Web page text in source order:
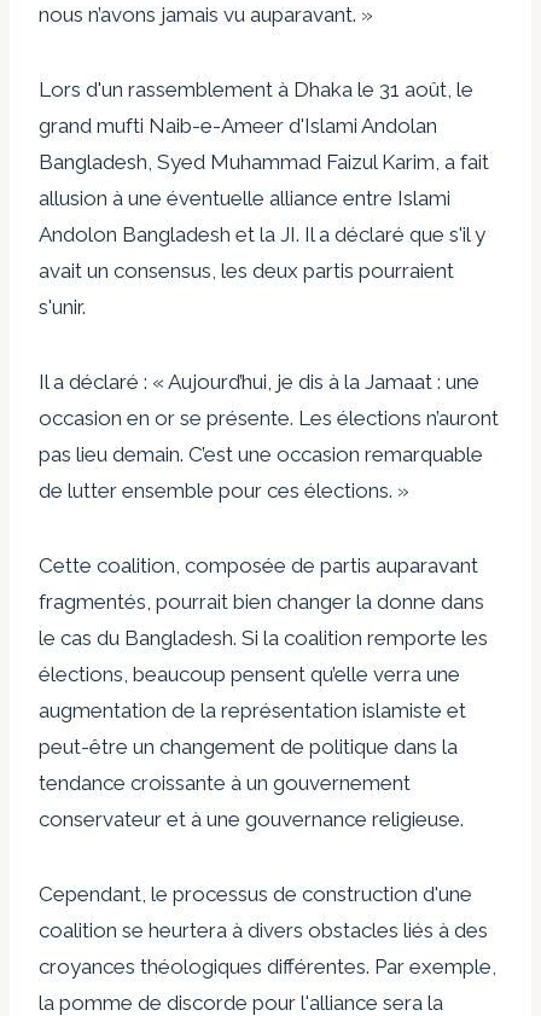
nous n’avons jamais vu auparavant. »
Lors d'un rassemblement à Dhaka le 31 août, le
grand mufti Naib-e-Ameer d'Islami Andolan
Bangladesh, Syed Muhammad Faizul Karim, a fait
allusion à une éventuelle alliance entre Islami
Andolon Bangladesh et la JI. Il a déclaré que s'il y
avait un consensus, les deux partis pourraient
s'unir.
Il a déclaré : « Aujourd’hui, je dis à la Jamaat : une
occasion en or se présente. Les élections n’auront
pas lieu demain. C’est une occasion remarquable
de lutter ensemble pour ces élections. »
Cette coalition, composée de partis auparavant
fragmentés, pourrait bien changer la donne dans
le cas du Bangladesh. Si la coalition remporte les
élections, beaucoup pensent qu’elle verra une
augmentation de la représentation islamiste et
peut-être un changement de politique dans la
tendance croissante à un gouvernement
conservateur et à une gouvernance religieuse.
Cependant, le processus de construction d'une
coalition se heurtera à divers obstacles liés à des
croyances théologiques différentes. Par exemple,
la pomme de discorde pour l'alliance sera la